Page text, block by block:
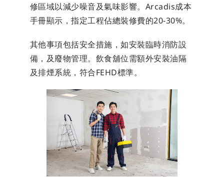
修區域以減少噪音及氣味影響。Arcadis成本
手冊顯示，指定工程佔總裝修費的20-30%。
其他事項包括安全措施，如安裝臨時消防設
備，及廢物管理。飲食舖位需額外安裝油隔
及排煙系統，符合FEHD標準。